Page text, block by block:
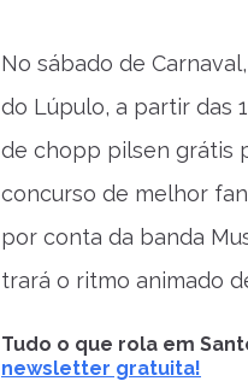
No sábado de
do Lúpulo, a partir das
de chopp pilsen grátis
concurso de melhor
por conta da banda
trará o ritmo animado
Tudo o que rola em
newsletter gratuita!